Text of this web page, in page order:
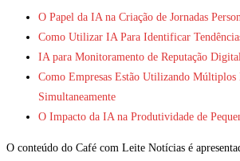
O Papel da IA na Criação de Jornadas
Como Utilizar IA Para Identificar
IA para Monitoramento de Reputação
Como Empresas Estão Utilizando Múltiplos
Simultaneamente
O Impacto da IA na Produtividade de
O conteúdo do Café com Leite Notícias é